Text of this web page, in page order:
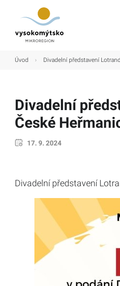
Úvod › Divadelní představení
Divadelní
České
17. 9. 2024
Divadelní představení
Turistické cíle
Kultura